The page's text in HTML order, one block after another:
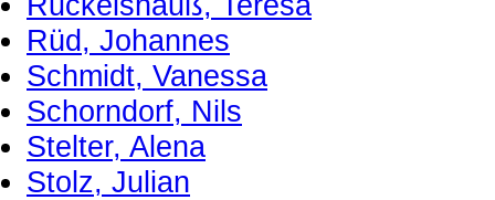
Rüd, Johannes
Schmidt, Vanessa
Schorndorf, Nils
Stelter, Alena
Stolz, Julian